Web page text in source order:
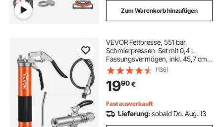
Zum Warenkorb hinzufügen
VEVOR Fettpresse, 551 bar,
Schmierpressen-Set mit 0,4 L
Fassungsvermögen, inkl. 45,7 cm
Flexschlauch, Doppelgriff-
Fettkupplung, starrem
Verlängerungsrohr & scharfer Düse
für Kfz & Schifffahrt
(136)
1990€
Fast ausverkauft
Lieferung:sobald Do. Aug. 13